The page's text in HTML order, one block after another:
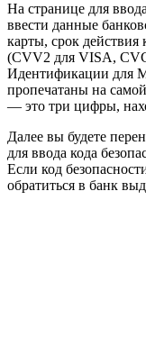
На странице для
ввести данные
карты, срок действия
(CVV2 для VISA,
Идентификации для
пропечатаны на
— это три цифры,
Далее вы будете
для ввода кода
Если код
обратиться в банк